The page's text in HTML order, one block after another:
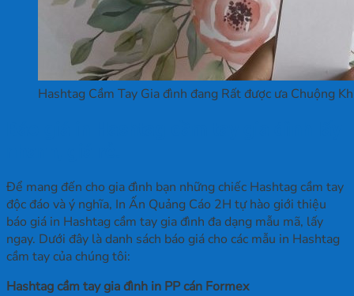
Hashtag Cầm Tay Gia đình đang Rất được ưa Chuộng
Để mang đến cho gia đình bạn những chiếc Hashtag cầm tay
độc đáo và ý nghĩa, In Ấn Quảng Cáo 2H tự hào giới thiệu
báo giá in Hashtag cầm tay gia đình đa dạng mẫu mã, lấy
ngay. Dưới đây là danh sách báo giá cho các mẫu in Hashtag
cầm tay của chúng tôi:
Hashtag cầm tay gia đình in PP cán Formex